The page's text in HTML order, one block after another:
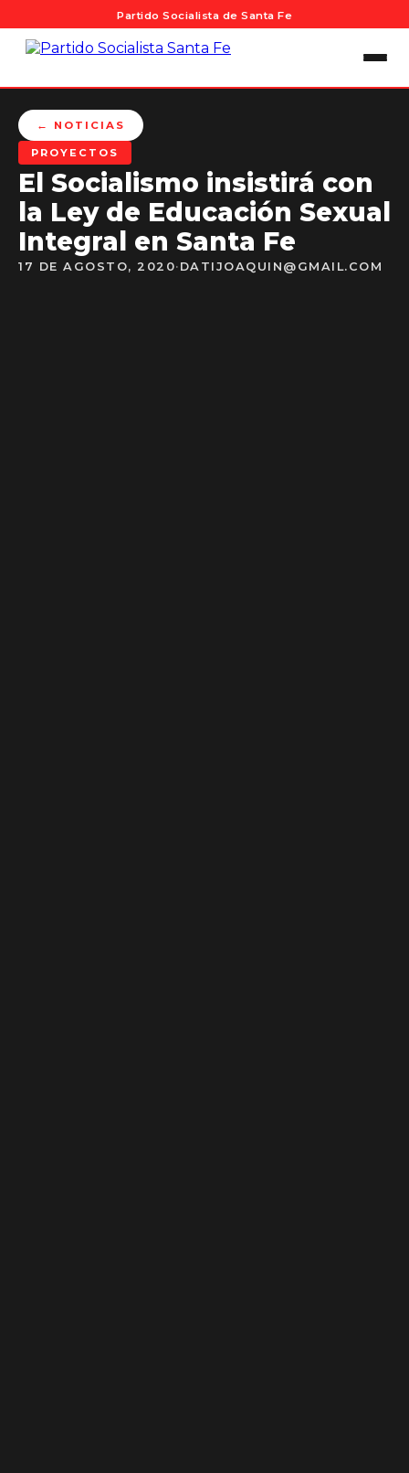
Partido Socialista de Santa Fe
← NOTICIAS
PROYECTOS
El Socialismo insistirá con
la Ley de Educación Sexual
Integral en Santa Fe
17 DE AGOSTO, 2020· DATIJOAQUIN@GMAIL.COM